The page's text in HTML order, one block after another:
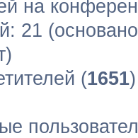
на
21
(1651